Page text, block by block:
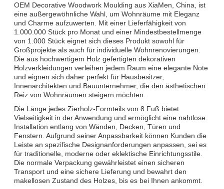
OEM Decorative Woodwork Moulding aus XiaMen, China, ist
eine außergewöhnliche Wahl, um Wohnräume mit Eleganz
und Charme aufzuwerten. Mit einer Lieferfähigkeit von
1.000.000 Stück pro Monat und einer Mindestbestellmenge
von 1.000 Stück eignet sich dieses Produkt sowohl für
Großprojekte als auch für individuelle Wohnrenovierungen.
Die aus hochwertigem Holz gefertigten dekorativen
Holzverkleidungen verleihen jedem Raum eine elegante Note
und eignen sich daher perfekt für Hausbesitzer,
Innenarchitekten und Bauunternehmer, die den ästhetischen
Reiz von Wohnräumen steigern möchten.
Die Länge jedes Zierholz-Formteils von 8 Fuß bietet
Vielseitigkeit in der Anwendung und ermöglicht eine nahtlose
Installation entlang von Wänden, Decken, Türen und
Fenstern. Aufgrund seiner Anpassbarkeit können Kunden die
Leiste an spezifische Designanforderungen anpassen, sei es
für traditionelle, moderne oder eklektische Einrichtungsstile.
Die normale Verpackung gewährleistet einen sicheren
Transport und eine sichere Lieferung und bewahrt den
makellosen Zustand des Holzes, bis es bei Ihnen ankommt.